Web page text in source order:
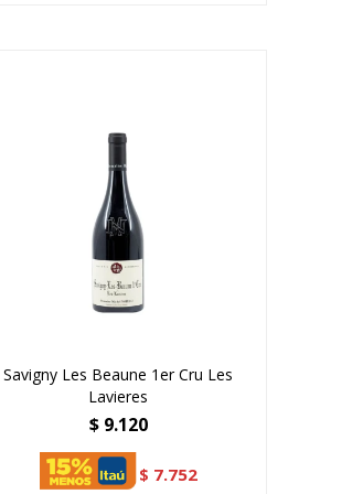
Savigny Les Beaune 1er Cru Les
Lavieres
$ 9.120
$ 7.752